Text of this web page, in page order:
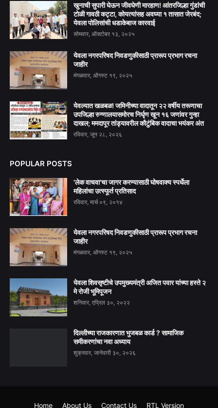
खुनाची सुपारी घेऊन जीवघेणी मारहाण! आंतरजिल्हा गुंडांची
टोळी गावठी कट्टा, कोयत्यांसह अवघ्या १ तासात जेरबंद;
येवला पोलिसांची धडाकेबाज कारवाई
सोमवार, ऑक्टोबर १३, २०२५
येवला नगरपरिषद निवडणुकीसाठी प्रारूप प्रभाग रचना
जाहीर
मंगळवार, ऑगस्ट १९, २०२५
येवल्यात खळबळ! जमिनीच्या वादातून २२ वर्षीय तरूणाचा
उपजिल्हा रुग्णालयासमोरच निर्घृण खून १६ जणांवर गुन्हा
दाखल; ममदापूर तांड्यावरील कौटुंबिक वादाचा भयंकर अंत
रविवार, जून २८, २०२६
POPULAR POSTS
'लेक वाचवा'चा जागर करण्यासाठी घोषवाक्य स्पर्धेला
महिलांचा उत्स्फूर्त प्रतिसाद
रविवार, मार्च ०९, २०१४
येवला नगरपरिषद निवडणुकीसाठी प्रारूप प्रभाग रचना
जाहीर
मंगळवार, ऑगस्ट १९, २०२५
येवला शिवसृष्टीचे उपमुख्यमंत्री अजित पवार यांच्या हस्ते २
मे रोजी भूमिपूजन
शनिवार, एप्रिल ३०, २०२२
दिल्लीच्या राजकारणात भुजबळ कार्ड ? सामाजिक
समीकरणांचा नवा अध्याय
शुक्रवार, जानेवारी ३०, २०२६
Home About Us Contact Us RTL Version